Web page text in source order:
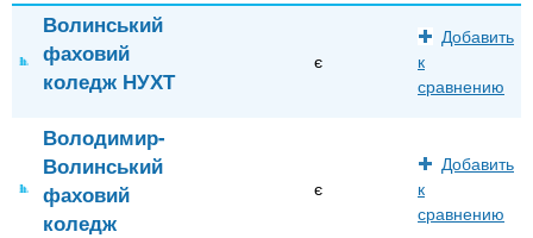
Волинський
фаховий
коледж НУХТ
є
Добавить
к
сравнению
Володимир-
Волинський
фаховий
коледж
є
Добавить
к
сравнению